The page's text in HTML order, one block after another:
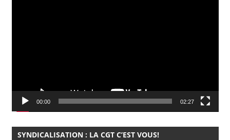
00:00 02:27
SYNDICALISATION : LA CGT C’EST VOUS!